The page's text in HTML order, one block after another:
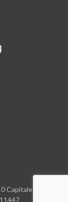
Capitale Sociale